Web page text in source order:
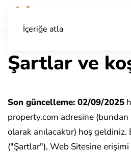
İçeriğe atla
Şartlar ve
Son güncelleme: 02/09/2025
property.com adresine
olarak anılacaktır) hoş
("Şartlar"), Web Sitesine erişimi